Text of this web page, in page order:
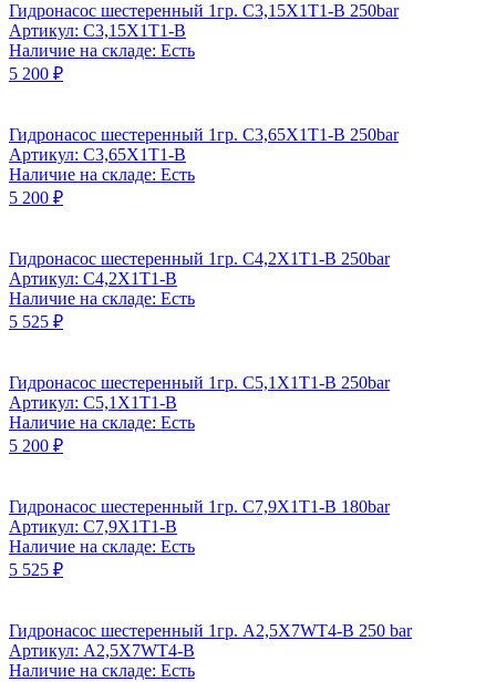
Гидронасос шестеренный 1гр. C3,15X1T1-B 250bar
Артикул: C3,15X1T1-B
Наличие на складе: Есть
5 200 ₽
Гидронасос шестеренный 1гр. C3,65X1T1-B 250bar
Артикул: C3,65X1T1-B
Наличие на складе: Есть
5 200 ₽
Гидронасос шестеренный 1гр. C4,2X1T1-B 250bar
Артикул: C4,2X1T1-B
Наличие на складе: Есть
5 525 ₽
Гидронасос шестеренный 1гр. C5,1X1T1-B 250bar
Артикул: C5,1X1T1-B
Наличие на складе: Есть
5 200 ₽
Гидронасос шестеренный 1гр. C7,9X1T1-B 180bar
Артикул: C7,9X1T1-B
Наличие на складе: Есть
5 525 ₽
Гидронасос шестеренный 1гр. А2,5Х7WТ4-В 250 bar
Артикул: А2,5Х7WТ4-В
Наличие на складе: Есть